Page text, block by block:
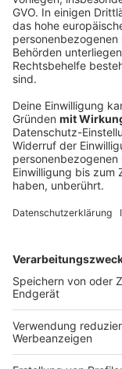
Spanien und
gegenseitig
Italiens
Spanien zieht
darunter leidet.
DEINE
Du hast dir
Markiere sie